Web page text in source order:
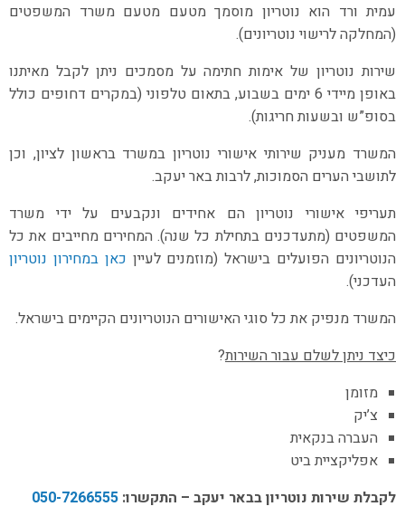
עמית ורד הוא נוטריון מוסמך מטעם מטעם משרד המשפטים
(המחלקה לרישוי נוטריונים).
שירות נוטריון של אימות חתימה על מסמכים ניתן לקבל מאיתנו
באופן מיידי 6 ימים בשבוע, בתאום טלפוני (במקרים דחופים כולל
בסופ”ש ובשעות חריגות).
המשרד מעניק שירותי אישורי נוטריון במשרד בראשון לציון, וכן
לתושבי הערים הסמוכות, לרבות באר יעקב.
תעריפי אישורי נוטריון הם אחידים ונקבעים על ידי משרד
המשפטים (מתעדכנים בתחילת כל שנה). המחירים מחייבים את כל
הנוטריונים הפועלים בישראל (מוזמנים לעיין כאן במחירון נוטריון
העדכני).
המשרד מנפיק את כל סוגי האישורים הנוטריונים הקיימים בישראל.
כיצד ניתן לשלם עבור השירות?
מזומן
צ’יק
העברה בנקאית
אפליקציית ביט
לקבלת שירות נוטריון בבאר יעקב – התקשרו: 050-7266555